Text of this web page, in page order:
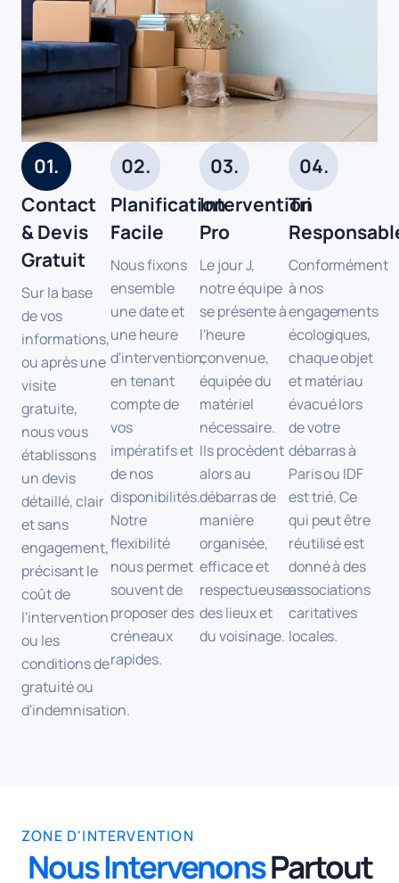
01.
Contact
& Devis
Gratuit
Sur la base
de vos
informations,
ou après une
visite
gratuite,
nous vous
établissons
un devis
détaillé, clair
et sans
engagement,
précisant le
coût de
l'intervention
ou les
conditions de
gratuité ou
d'indemnisation.
02.
Planification
Facile
Nous fixons
ensemble
une date et
une heure
d'intervention,
en tenant
compte de
vos
impératifs et
de nos
disponibilités.
Notre
flexibilité
nous permet
souvent de
proposer des
créneaux
rapides.
03.
Intervention
Pro
Le jour J,
notre équipe
se présente à
l'heure
convenue,
équipée du
matériel
nécessaire.
Ils procèdent
alors au
débarras de
manière
organisée,
efficace et
respectueuse
des lieux et
du voisinage.
04.
Tri
Conformément
à nos
engagements
écologiques,
chaque objet
et matériau
évacué lors
de votre
débarras à
Paris ou IDF
est trié. Ce
qui peut être
réutilisé est
donné à des
associations
caritatives
locales.
ZONE D'INTERVENTION
Nous IntervenonsPartout